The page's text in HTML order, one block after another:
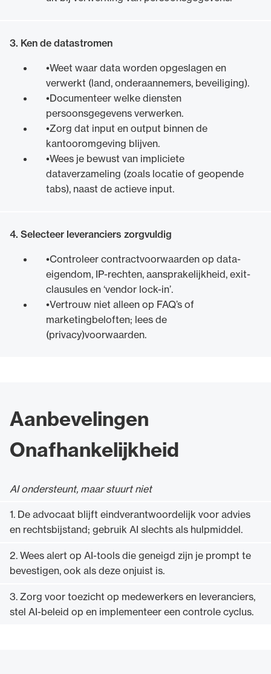
3. Ken de datastromen
Weet waar data worden opgeslagen en
verwerkt (land, onderaannemers, beveiliging).
Documenteer welke diensten
persoonsgegevens verwerken.
Zorg dat input en output binnen de
kantooromgeving blijven.
Wees je bewust van impliciete
dataverzameling (zoals locatie of geopende
tabs), naast de actieve input.
4. Selecteer leveranciers zorgvuldig
Controleer contractvoorwaarden op data-
eigendom, IP-rechten, aansprakelijkheid, exit-
clausules en ‘vendor lock-in’.
Vertrouw niet alleen op FAQ’s of
marketingbeloften; lees de
(privacy)voorwaarden.
Aanbevelingen
Onafhankelijkheid
AI ondersteunt, maar stuurt niet
1. De advocaat blijft eindverantwoordelijk voor advies
en rechtsbijstand; gebruik AI slechts als hulpmiddel.
2. Wees alert op AI-tools die geneigd zijn je prompt te
bevestigen, ook als deze onjuist is.
3. Zorg voor toezicht op medewerkers en leveranciers,
stel AI-beleid op en implementeer een controle cyclus.